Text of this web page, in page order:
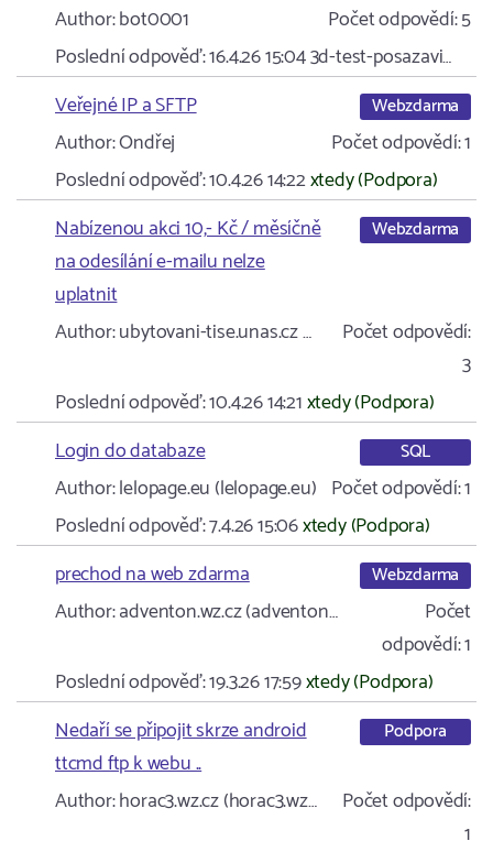
Author:bot0001 Počet odpovědí:5
Poslední odpověď:16.4.26 15:043d-test-posazavi…
Veřejné IP a SFTP
Webzdarma
Author:Ondřej Počet odpovědí:1
Poslední odpověď:10.4.26 14:22xtedy (Podpora)
Nabízenou akci 10,- Kč / měsíčně
na odesílání e-mailu nelze
uplatnit
Webzdarma
Author:ubytovani-tise.unas.cz …
Počet odpovědí:
3
Poslední odpověď:10.4.26 14:21xtedy (Podpora)
Login do databaze
SQL
Author:lelopage.eu (lelopage.eu) Počet odpovědí:1
Poslední odpověď:7.4.26 15:06xtedy (Podpora)
prechod na web zdarma
Webzdarma
Author:adventon.wz.cz (adventon…
Počet
odpovědí:1
Poslední odpověď:19.3.26 17:59xtedy (Podpora)
Nedaří se připojit skrze android
ttcmd ftp k webu ..
Podpora
Author:horac3.wz.cz (horac3.wz…
Počet odpovědí:
1